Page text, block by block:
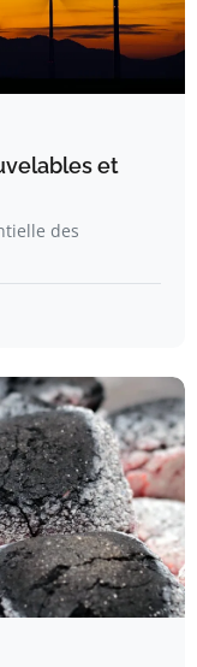
et
des